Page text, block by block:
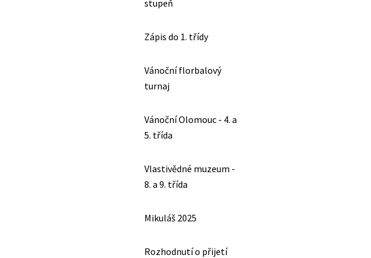
stupeň
Zápis do 1. třídy
Vánoční florbalový
turnaj
Vánoční Olomouc - 4. a
5. třída
Vlastivědné muzeum -
8. a 9. třída
Mikuláš 2025
Rozhodnutí o přijetí